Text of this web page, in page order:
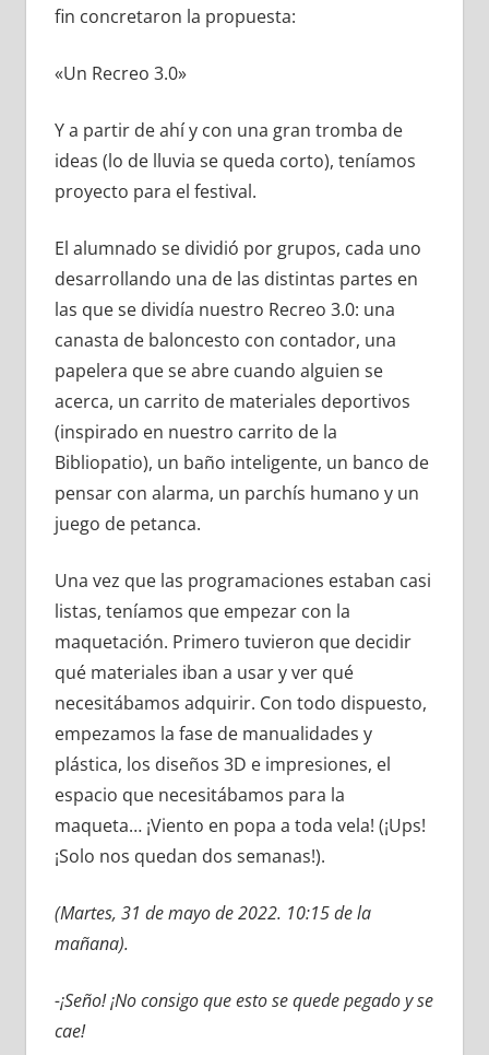
fin concretaron la propuesta:
«Un Recreo 3.0»
Y a partir de ahí y con una gran tromba de
ideas (lo de lluvia se queda corto), teníamos
proyecto para el festival.
El alumnado se dividió por grupos, cada uno
desarrollando una de las distintas partes en
las que se dividía nuestro Recreo 3.0: una
canasta de baloncesto con contador, una
papelera que se abre cuando alguien se
acerca, un carrito de materiales deportivos
(inspirado en nuestro carrito de la
Bibliopatio), un baño inteligente, un banco de
pensar con alarma, un parchís humano y un
juego de petanca.
Una vez que las programaciones estaban casi
listas, teníamos que empezar con la
maquetación. Primero tuvieron que decidir
qué materiales iban a usar y ver qué
necesitábamos adquirir. Con todo dispuesto,
empezamos la fase de manualidades y
plástica, los diseños 3D e impresiones, el
espacio que necesitábamos para la
maqueta… ¡Viento en popa a toda vela! (¡Ups!
¡Solo nos quedan dos semanas!).
(Martes, 31 de mayo de 2022. 10:15 de la
mañana).
-¡Seño! ¡No consigo que esto se quede pegado y se
cae!